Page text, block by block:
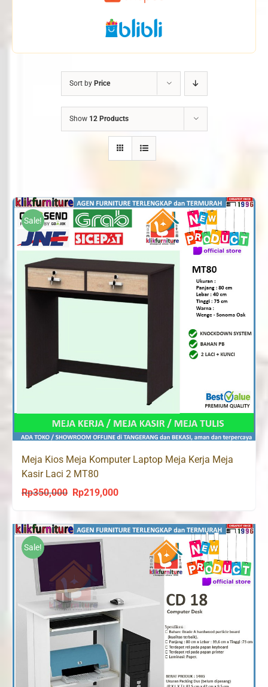
Sort by Price
Show 12 Products
Sale!
Meja Kios Meja Komputer Laptop Meja Kerja Meja
Kasir Laci 2 MT80
Rp350,000
Original
was:
Rp350,000.
Rp219,000Current
is:
Rp219,000.
Sale!